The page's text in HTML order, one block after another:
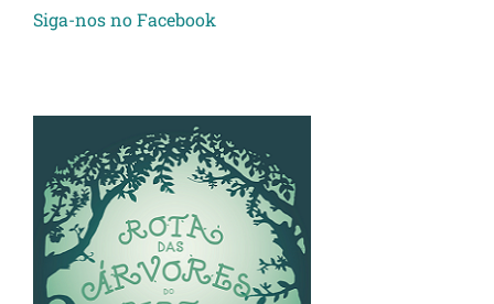
Siga-nos no Facebook